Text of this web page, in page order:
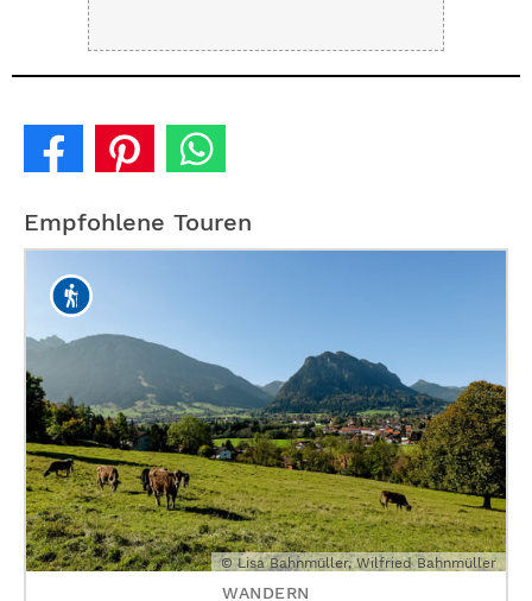
Empfohlene Touren
© Lisa Bahnmüller, Wilfried Bahnmüller
WANDERN